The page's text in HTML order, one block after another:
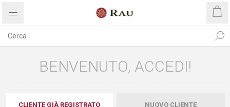
BENVENUTO, ACCEDI!
CLIENTE GIÀ REGISTRATO NUOVO CLIENTE